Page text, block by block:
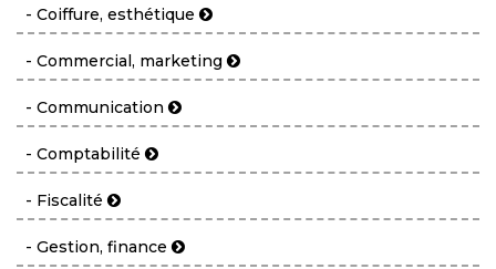
- Coiffure, esthétique
- Commercial, marketing
- Communication
- Comptabilité
- Fiscalité
- Gestion, finance